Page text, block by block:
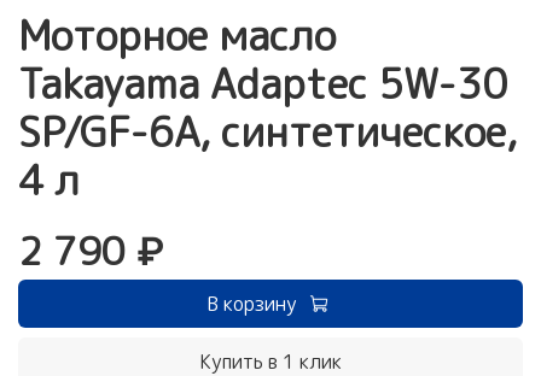
Моторное масло
Takayama Adaptec 5W-30
SP/GF-6A, синтетическое,
4 л
2 790 ₽
В корзину
Купить в 1 клик